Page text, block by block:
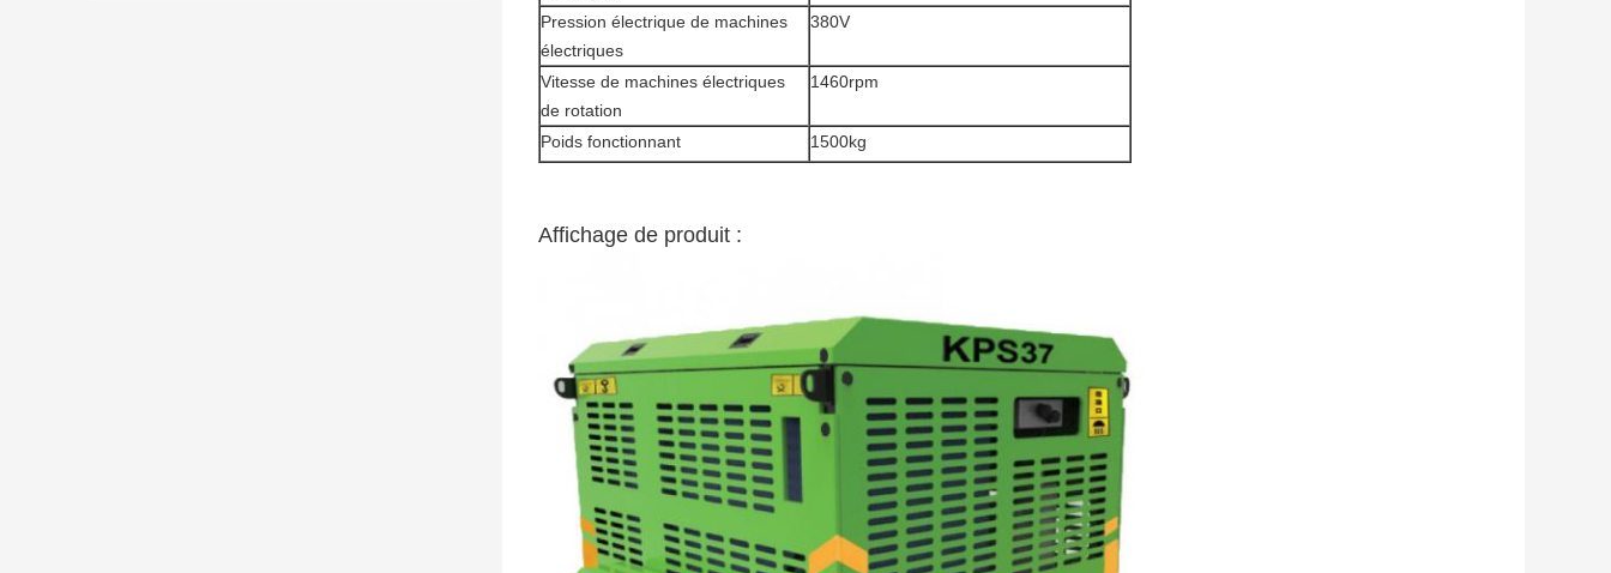
Pression électrique de machines
électriques
380V
Vitesse de machines électriques
de rotation
1460rpm
Poids fonctionnant 1500kg
Affichage de produit :